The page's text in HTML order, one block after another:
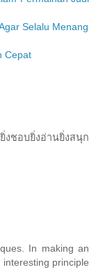
Selalu Menang
Cepat
งชอบยิ่งอ่านยิ่งสนุก
In making an
principle